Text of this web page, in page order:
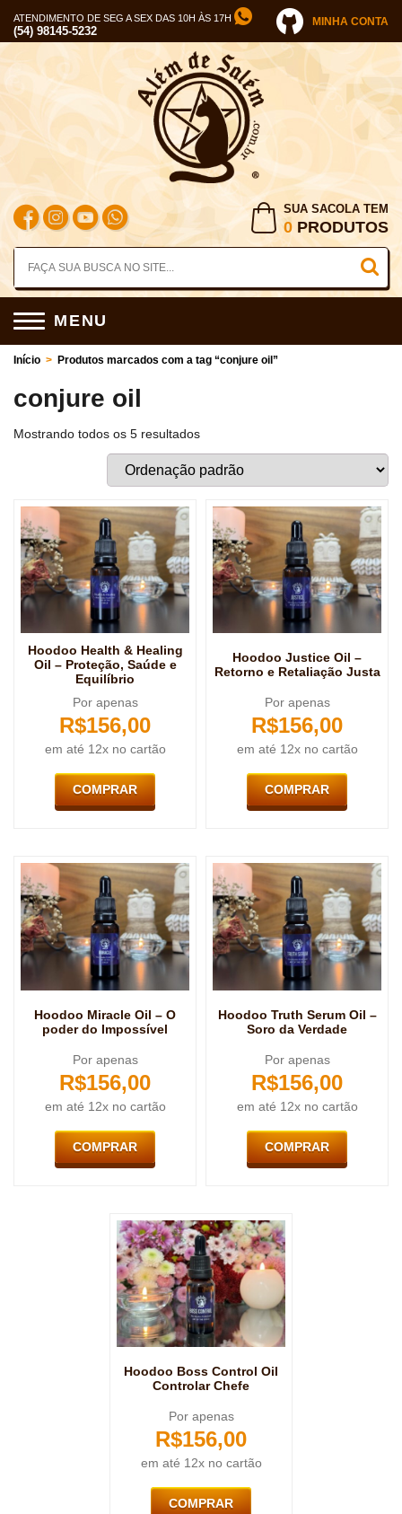
ATENDIMENTO DE SEG A SEX DAS 10H ÀS 17H
(54) 98145-5232
MINHA CONTA
SUA SACOLA TEM
0 PRODUTOS
MENU
Início > Produtos marcados com a tag “conjure oil”
conjure oil
Mostrando todos os 5 resultados
Hoodoo Health & Healing
Oil – Proteção, Saúde e
Equilíbrio
Por apenas
R$156,00
em até 12x no cartão
COMPRAR
Hoodoo Justice Oil –
Retorno e Retaliação Justa
Por apenas
R$156,00
em até 12x no cartão
COMPRAR
Hoodoo Miracle Oil – O
poder do Impossível
Por apenas
R$156,00
em até 12x no cartão
COMPRAR
Hoodoo Truth Serum Oil –
Soro da Verdade
Por apenas
R$156,00
em até 12x no cartão
COMPRAR
Hoodoo Boss Control Oil
Controlar Chefe
Por apenas
R$156,00
em até 12x no cartão
COMPRAR